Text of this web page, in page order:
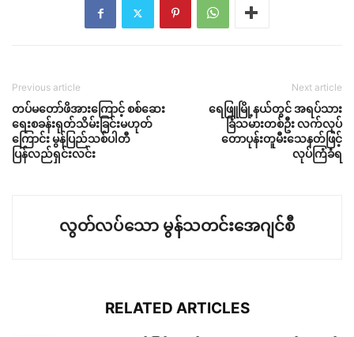
Previous article
တပ်မတော်ဖိအားကြောင့် စစ်ဆေး
ရေးစခန်းရုတ်သိမ်းခြင်းမဟုတ်
ကြောင်း မွန်ပြည်သစ်ပါတီ
ပြန်လည်ရှင်းလင်း
Next article
ရေဖြူမြို့နယ်တွင် အရပ်သား
ခြံသမားတစ်ဦး လက်လုပ်
တောပုန်းတူမီးသေနတ်ဖြင့်
လုပ်ကြံခံရ
လွတ်လပ်သော မွန်သတင်းအေဂျင်စီ
RELATED ARTICLES